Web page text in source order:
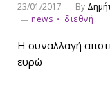
23/01/2017 By
news
διεθνή
Η συναλλαγή
ευρώ